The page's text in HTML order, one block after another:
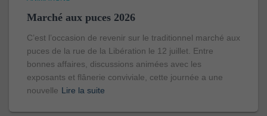
Marché aux puces 2026
C’est l’occasion de revenir sur le traditionnel marché aux
puces de la rue de la Libération le 12 juillet. Entre
bonnes affaires, discussions animées avec les
exposants et flânerie conviviale, cette journée a une
nouvelle Lire la suite